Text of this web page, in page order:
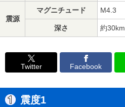
震源
マグニチュード M4.3
深さ 約30km
Twitter Facebook
震度1